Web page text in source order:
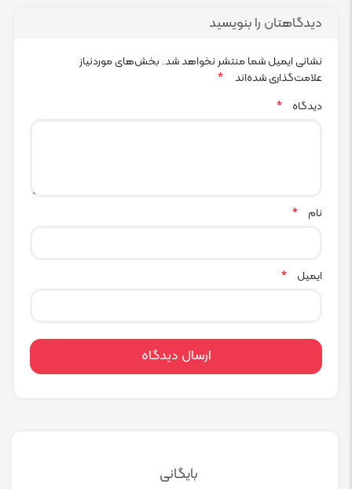
دیدگاهتان را بنویسید
نشانی ایمیل شما منتشر نخواهد شد. بخش‌های موردنیاز
علامت‌گذاری شده‌اند
*
دیدگاه
*
نام *
ایمیل *
بایگانی